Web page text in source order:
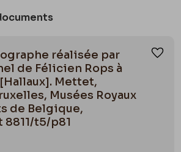
réalisée par
de Félicien Rops à
Mettet,
Musées Royaux
de Belgique,
8811/t5/p81